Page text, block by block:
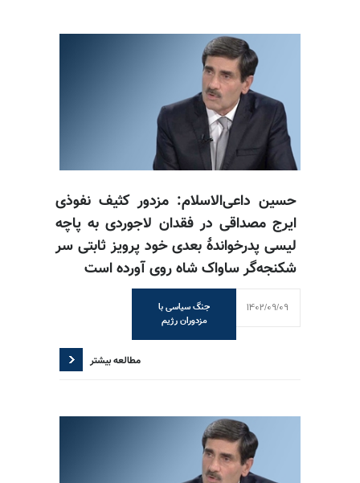
حسین داعی‌الاسلام: مزدور کثیف نفوذی
ایرج مصداقی در فقدان لاجوردی به پاچه
لیسی پدرخواندهٔ بعدی خود پرویز ثابتی سر
شکنجه‌گر ساواک شاه روی آورده است
جنگ سیاسی با
مزدوران رژیم
1402/09/09
مطالعه بیشتر